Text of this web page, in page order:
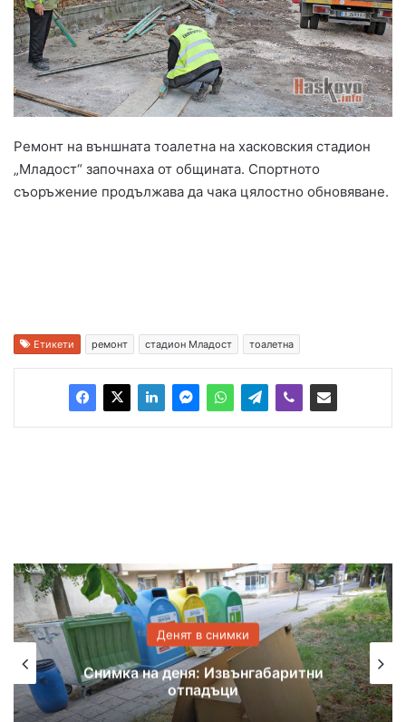
Ремонт на външната тоалетна на хасковския стадион
„Младост“ започнаха от общината. Спортното
съоръжение продължава да чака цялостно обновяване.
Етикети ремонт стадион Младост тоалетна
Денят в снимки
Снимка на деня: Извънгабаритни
отпадъци